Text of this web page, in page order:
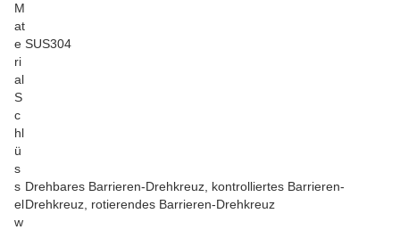
M
at
e
ri
al
SUS304
S
c
hl
ü
s
s
el
w
Drehbares Barrieren-Drehkreuz, kontrolliertes Barrieren-
Drehkreuz, rotierendes Barrieren-Drehkreuz